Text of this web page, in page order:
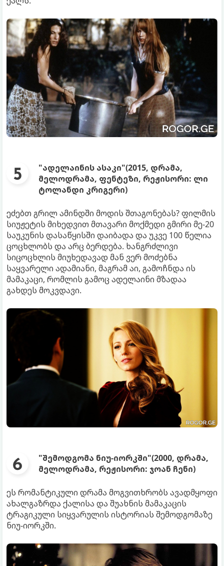
"ადელაინის ასაკი"(2015, დრამა,
მელოდრამა, ფენტეზი, რეჟისორი: ლი
ტოლანდი კრიგერი)
ეძებთ გრილ ამინდში მოდის შთაგონებას? ფილმის
სიუჟეტის მიხედვით მთავარი მოქმედი გმირი მე-20
საუკუნის დასაწყისში დაიბადა და უკვე 100 წელია
ცოცხლობს და არც ბერდება. ხანგრძლივი
სიცოცხლის მიუხედავად მან ვერ მოძებნა
საყვარელი ადამიანი, მაგრამ აი, გამოჩნდა ის
მამაკაცი, რომლის გამოც ადელაინი მზადაა
გახდეს მოკვდავი.
"შემოდგომა ნიუ-იორკში"(2000, დრამა,
მელოდრამა, რეჟისორი: ჯოან ჩენი)
ეს რომანტიკული დრამა მოგვითხრობს ავადმყოფი
ახალგაზრდა ქალისა და შუახნის მამაკაცის
ტრაგიკული სიყვარულის ისტორიას შემოდგომაზე
ნიუ-იორკში.